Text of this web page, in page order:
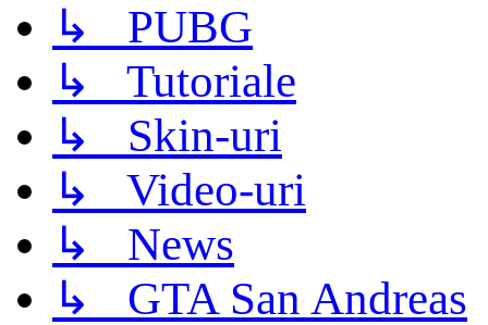
↳ PUBG
↳ Tutoriale
↳ Skin-uri
↳ Video-uri
↳ News
↳ GTA San Andreas